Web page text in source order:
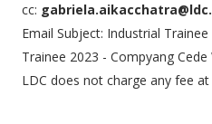
cc:
Email Subject: Industrial
Trainee 2023 - Compyang Cede
LDC does not charge any fee